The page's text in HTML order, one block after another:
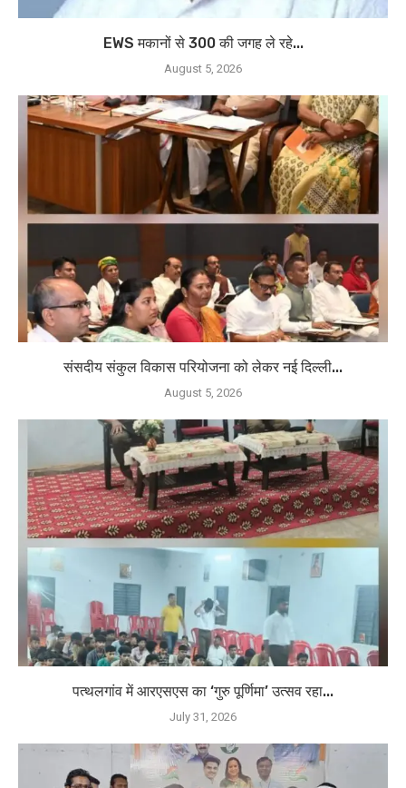
EWS मकानों से 300 की जगह ले रहे...
August 5, 2026
संसदीय संकुल विकास परियोजना को लेकर नई दिल्ली...
August 5, 2026
पत्थलगांव में आरएसएस का ‘गुरु पूर्णिमा’ उत्सव रहा...
July 31, 2026